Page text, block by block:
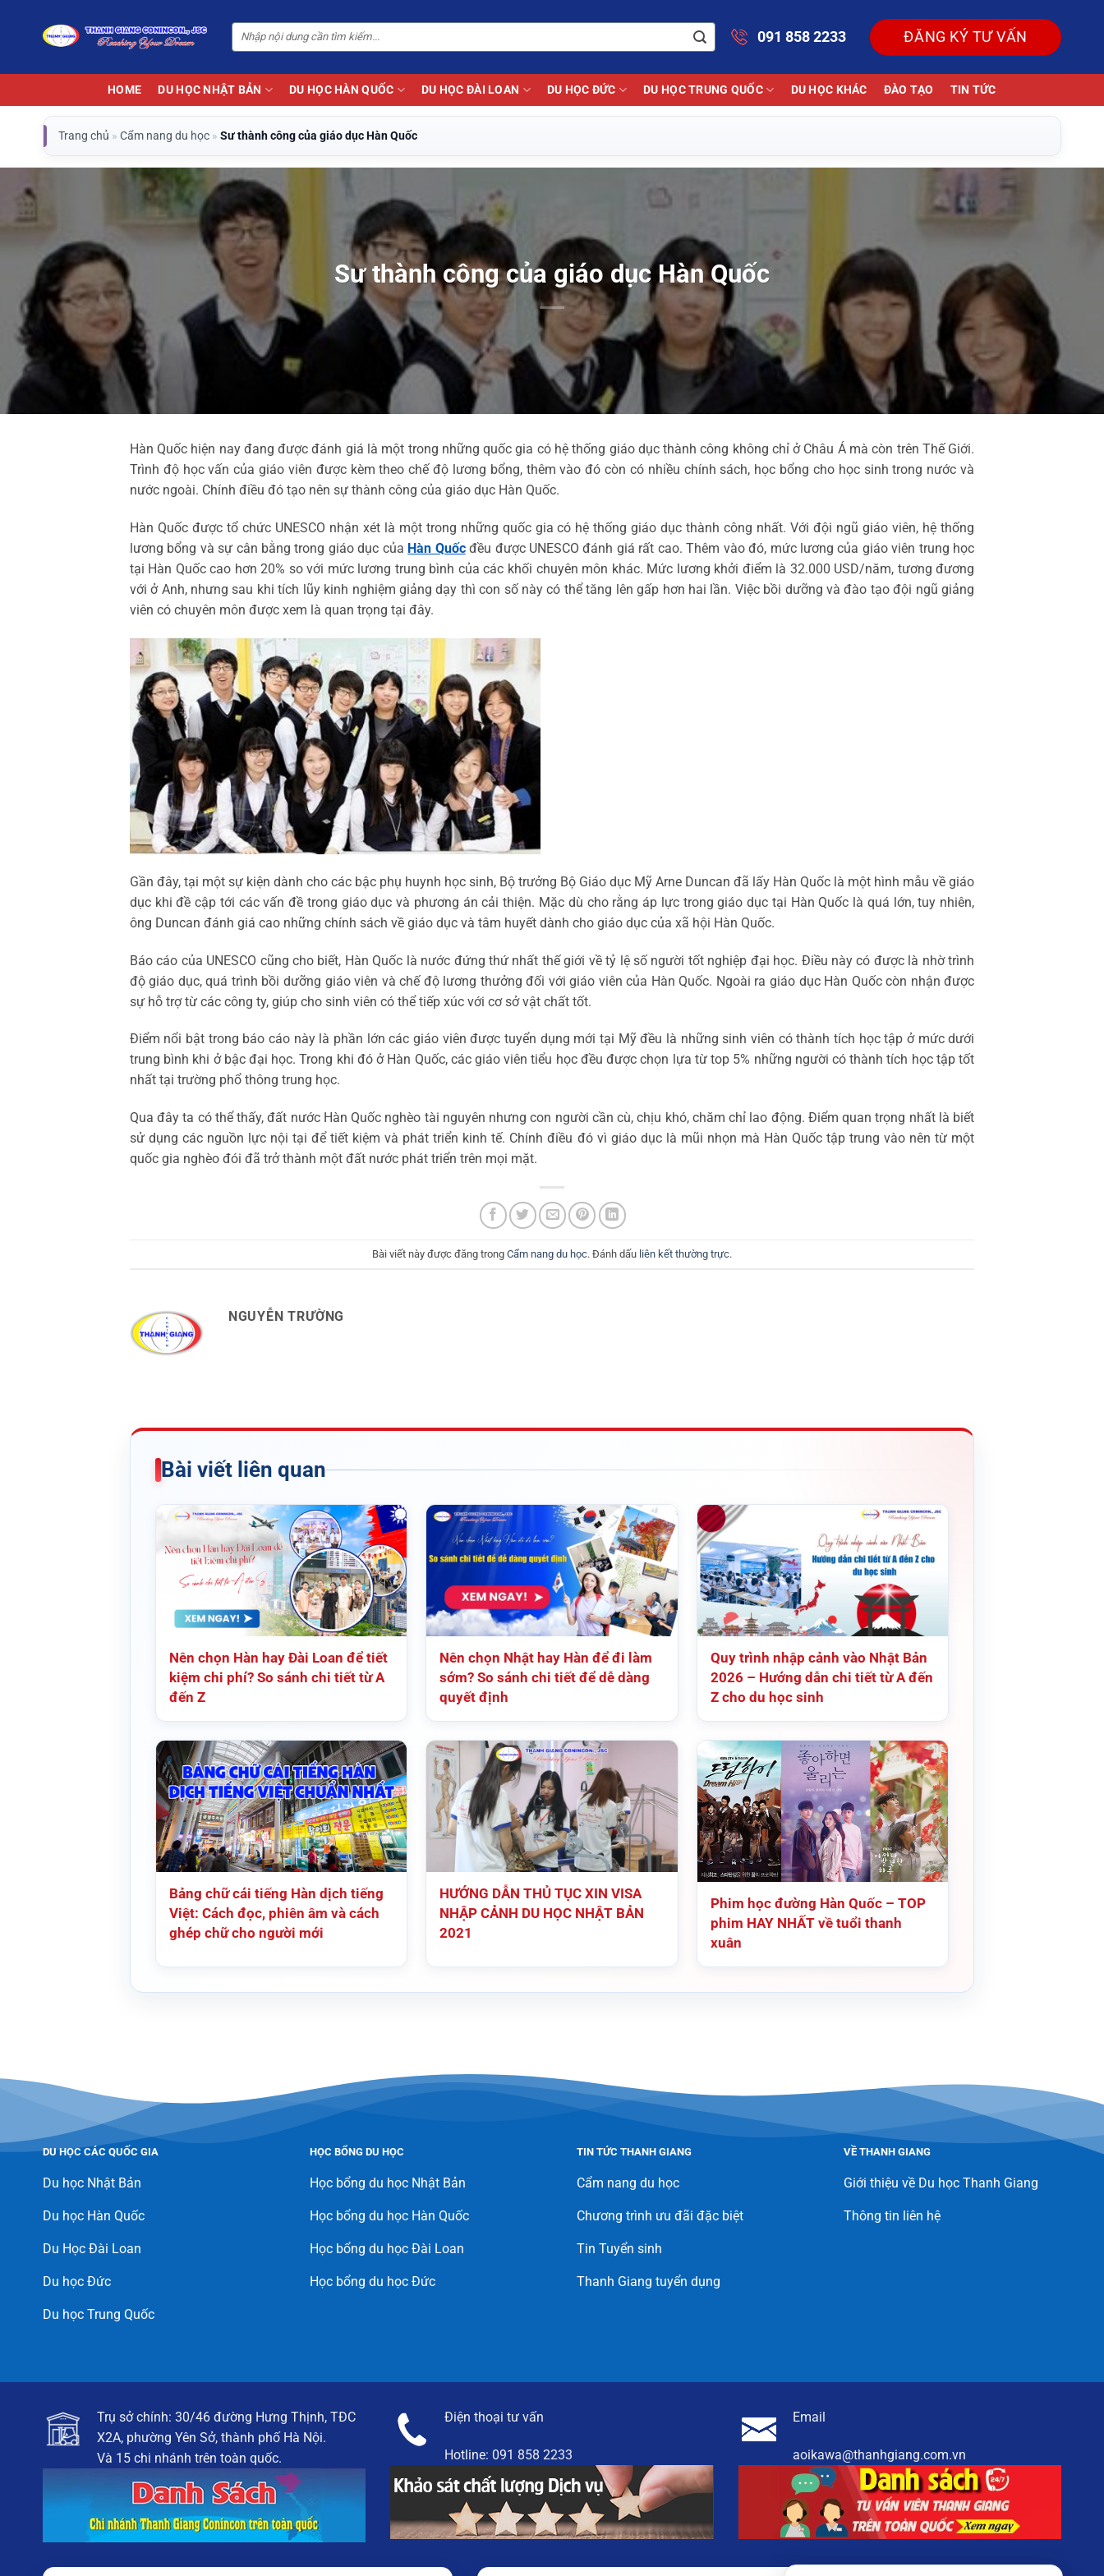
dung
091 858 2233 ĐĂNG KÝ TƯ VẤN
HOME DU HỌC NHẬT BẢN DU HỌC HÀN QUỐC DU HỌC ĐÀI LOAN DU HỌC ĐỨC DU HỌC TRUNG QUỐC DU HỌC KHÁC ĐÀO TẠO TIN TỨC
Trang chủ » Cẩm nang du học » Sư thành công của giáo dục Hàn Quốc
Sư thành công của giáo dục Hàn Quốc
Hàn Quốc hiện nay đang được đánh giá là một trong những quốc gia có hệ thống giáo dục thành công không chỉ ở Châu Á mà còn trên Thế Giới.
Trình độ học vấn của giáo viên được kèm theo chế độ lương bổng, thêm vào đó còn có nhiều chính sách, học bổng cho học sinh trong nước và
nước ngoài. Chính điều đó tạo nên sự thành công của giáo dục Hàn Quốc.
Hàn Quốc được tổ chức UNESCO nhận xét là một trong những quốc gia có hệ thống giáo dục thành công nhất. Với đội ngũ giáo viên, hệ thống
lương bổng và sự cân bằng trong giáo dục của Hàn Quốcđều được UNESCO đánh giá rất cao. Thêm vào đó, mức lương của giáo viên trung học
tại Hàn Quốc cao hơn 20% so với mức lương trung bình của các khối chuyên môn khác. Mức lương khởi điểm là 32.000 USD/năm, tương đương
với ở Anh, nhưng sau khi tích lũy kinh nghiệm giảng dạy thì con số này có thể tăng lên gấp hơn hai lần. Việc bồi dưỡng và đào tạo đội ngũ giảng
viên có chuyên môn được xem là quan trọng tại đây.
Gần đây, tại một sự kiện dành cho các bậc phụ huynh học sinh, Bộ trưởng Bộ Giáo dục Mỹ Arne Duncan đã lấy Hàn Quốc là một hình mẫu về giáo
dục khi đề cập tới các vấn đề trong giáo dục và phương án cải thiện. Mặc dù cho rằng áp lực trong giáo dục tại Hàn Quốc là quá lớn, tuy nhiên,
ông Duncan đánh giá cao những chính sách về giáo dục và tâm huyết dành cho giáo dục của xã hội Hàn Quốc.
Báo cáo của UNESCO cũng cho biết, Hàn Quốc là nước đứng thứ nhất thế giới về tỷ lệ số người tốt nghiệp đại học. Điều này có được là nhờ trình
độ giáo dục, quá trình bồi dưỡng giáo viên và chế độ lương thưởng đối với giáo viên của Hàn Quốc. Ngoài ra giáo dục Hàn Quốc còn nhận được
sự hỗ trợ từ các công ty, giúp cho sinh viên có thể tiếp xúc với cơ sở vật chất tốt.
Điểm nổi bật trong báo cáo này là phần lớn các giáo viên được tuyển dụng mới tại Mỹ đều là những sinh viên có thành tích học tập ở mức dưới
trung bình khi ở bậc đại học. Trong khi đó ở Hàn Quốc, các giáo viên tiểu học đều được chọn lựa từ top 5% những người có thành tích học tập tốt
nhất tại trường phổ thông trung học.
Qua đây ta có thể thấy, đất nước Hàn Quốc nghèo tài nguyên nhưng con người cần cù, chịu khó, chăm chỉ lao động. Điểm quan trọng nhất là biết
sử dụng các nguồn lực nội tại để tiết kiệm và phát triển kinh tế. Chính điều đó vì giáo dục là mũi nhọn mà Hàn Quốc tập trung vào nên từ một
quốc gia nghèo đói đã trở thành một đất nước phát triển trên mọi mặt.
Bài viết này được đăng trong Cẩm nang du học. Đánh dấu liên kết thường trực.
NGUYỄN TRƯỜNG
Bài viết liên quan
Nên chọn Hàn hay Đài Loan để tiết
kiệm chi phí? So sánh chi tiết từ A
đến Z
Nên chọn Nhật hay Hàn để đi làm
sớm? So sánh chi tiết để dễ dàng
quyết định
Quy trình nhập cảnh vào Nhật Bản
2026 – Hướng dẫn chi tiết từ A đến
Z cho du học sinh
Bảng chữ cái tiếng Hàn dịch tiếng
Việt: Cách đọc, phiên âm và cách
ghép chữ cho người mới
HƯỚNG DẪN THỦ TỤC XIN VISA
NHẬP CẢNH DU HỌC NHẬT BẢN
2021
Phim học đường Hàn Quốc – TOP
phim HAY NHẤT về tuổi thanh
xuân
DU HỌC CÁC QUỐC GIA
Du học Nhật Bản
Du học Hàn Quốc
Du Học Đài Loan
Du học Đức
Du học Trung Quốc
HỌC BỔNG DU HỌC
Học bổng du học Nhật Bản
Học bổng du học Hàn Quốc
Học bổng du học Đài Loan
Học bổng du học Đức
TIN TỨC THANH GIANG
Cẩm nang du học
Chương trình ưu đãi đặc biệt
Tin Tuyển sinh
Thanh Giang tuyển dụng
VỀ THANH GIANG
Giới thiệu về Du học Thanh Giang
Thông tin liên hệ
Trụ sở chính: 30/46 đường Hưng Thịnh, TĐC
X2A, phường Yên Sở, thành phố Hà Nội.
Và 15 chi nhánh trên toàn quốc.
Điện thoại tư vấn
Hotline: 091 858 2233
Email
aoikawa@thanhgiang.com.vn